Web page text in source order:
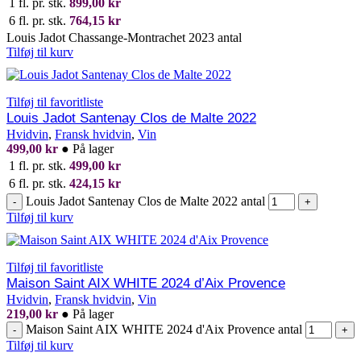
6 fl. pr. stk. 764,15 kr
Louis Jadot Chassange-Montrachet 2023 antal
Tilføj til kurv
Tilføj til favoritliste
Louis Jadot Santenay Clos de Malte 2022
Hvidvin, Fransk hvidvin, Vin
499,00 kr ● På lager
1 fl. pr. stk. 499,00 kr
6 fl. pr. stk. 424,15 kr
- Louis Jadot Santenay Clos de Malte 2022 antal +
Tilføj til kurv
Tilføj til favoritliste
Maison Saint AIX WHITE 2024 d’Aix Provence
Hvidvin, Fransk hvidvin, Vin
219,00 kr ● På lager
- Maison Saint AIX WHITE 2024 d'Aix Provence antal +
Tilføj til kurv